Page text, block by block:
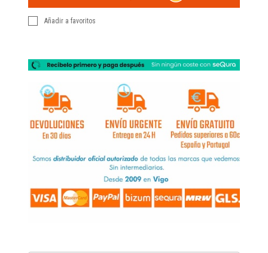
Añadir a favoritos